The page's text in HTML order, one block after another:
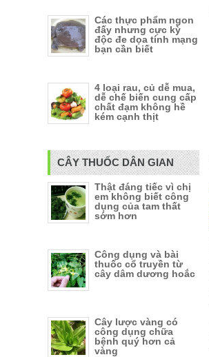
Các thực phẩm ngon
đấy nhưng cực kỳ
độc đe dọa tính mạng
bạn cần biết
4 loại rau, củ dễ mua,
dễ chế biến cung cấp
chất đạm không hề
kém cạnh thịt
CÂY THUỐC DÂN GIAN
Thật đáng tiếc vì chị
em không biết công
dụng của tam thất
sớm hơn
Công dụng và bài
thuốc cổ truyền từ
cây dâm dương hoắc
Cây lược vàng có
công dụng chữa
bệnh quý hơn cả
vàng